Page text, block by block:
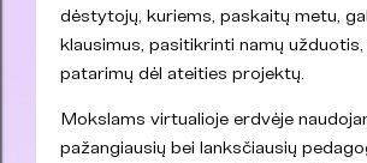
dėstytojų, kuriems, paskaitų metu,
klausimus, pasitikrinti namų
patarimų dėl ateities projektų.
Mokslams virtualioje erdvėje
pažangiausių bei lanksčiausių